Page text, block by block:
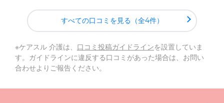
すべての口コミを見る（全4件）
※ケアスル 介護は、 口コミ投稿ガイドラインを設置していま
す。ガイドラインに違反する口コミがあった場合は、お問い
合わせよりご報告ください。